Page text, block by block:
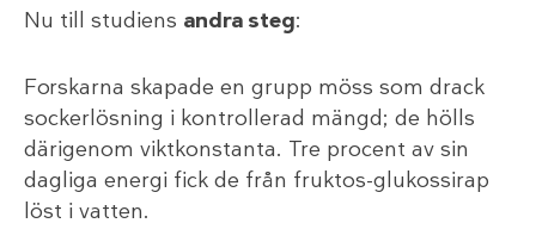
Nu till studiens andra steg:
Forskarna skapade en grupp möss som drack
sockerlösning i kontrollerad mängd; de hölls
därigenom viktkonstanta. Tre procent av sin
dagliga energi fick de från fruktos-glukossirap
löst i vatten.